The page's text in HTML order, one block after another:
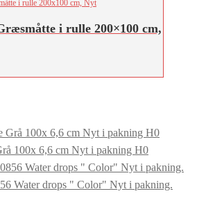
i rulle 200×100 cm,
100x 6,6 cm Nyt i pakning H0
Water drops " Color" Nyt i pakning.